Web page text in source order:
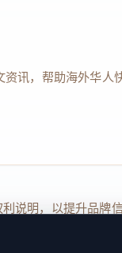
讯，帮助海外华人
说明，以提升品牌